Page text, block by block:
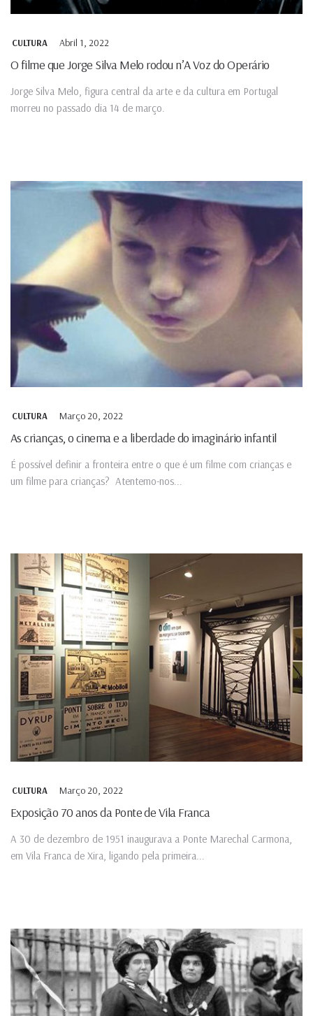
CULTURA Abril 1, 2022
O filme que Jorge Silva Melo rodou n’A Voz do Operário
Jorge Silva Melo, figura central da arte e da cultura em Portugal
morreu no passado dia 14 de março.
CULTURA Março 20, 2022
As crianças, o cinema e a liberdade do imaginário infantil
É possível definir a fronteira entre o que é um filme com crianças e
um filme para crianças? Atentemo-nos...
CULTURA Março 20, 2022
Exposição 70 anos da Ponte de Vila Franca
A 30 de dezembro de 1951 inaugurava a Ponte Marechal Carmona,
em Vila Franca de Xira, ligando pela primeira...